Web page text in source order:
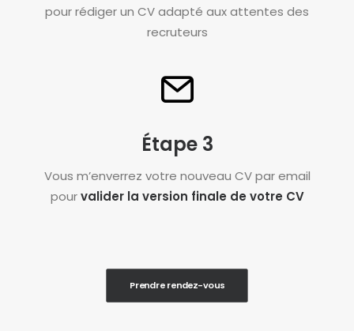
pour rédiger un CV adapté aux attentes des
recruteurs
Étape 3
Vous m’enverrez votre nouveau CV par email
pourvalider la version finale de votre CV
Prendre rendez-vous